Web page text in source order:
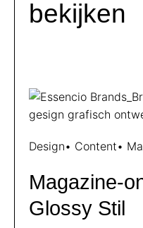
bekijken
Design• Content•
Magazine-
Glossy Stil